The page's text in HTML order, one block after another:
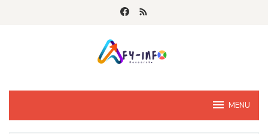
MENU